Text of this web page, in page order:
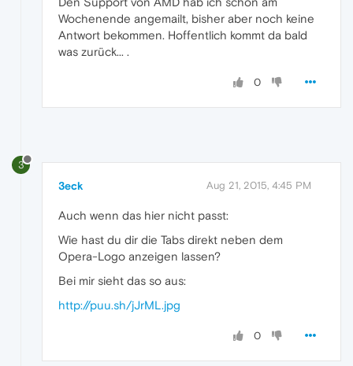
Wochenende angemailt, bisher aber noch keine
Antwort bekommen. Hoffentlich kommt da bald
was zurück... .
0
3
3eck Aug 21, 2015, 4:45 PM
Auch wenn das hier nicht passt:
Wie hast du dir die Tabs direkt neben dem
Opera-Logo anzeigen lassen?
Bei mir sieht das so aus:
http://puu.sh/jJrML.jpg
0